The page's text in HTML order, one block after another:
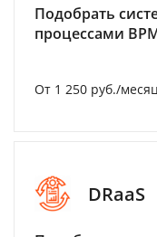
Подобрать
процессами
От 1 250 руб./
DRaaS